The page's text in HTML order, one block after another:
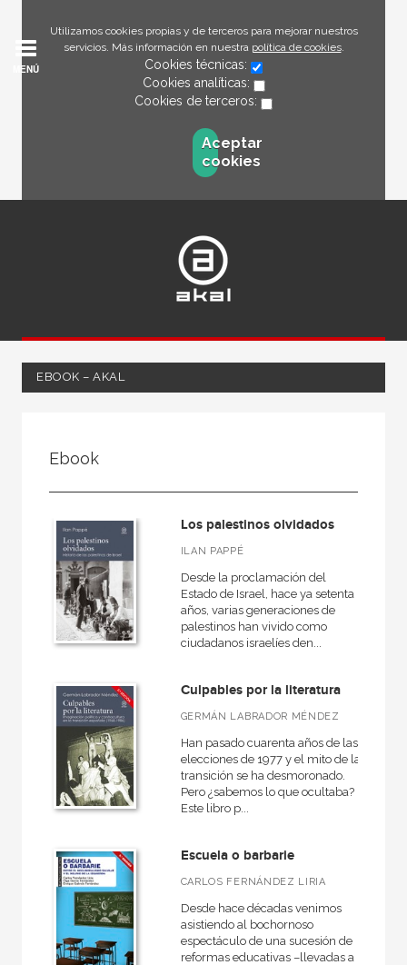
Utilizamos cookies propias y de terceros para mejorar nuestros
servicios. Más información en nuestra política de cookies.
Cookies técnicas:
Cookies analíticas:
Cookies de terceros:
Aceptar
cookies
MENÚ
EBOOK – AKAL
Actualidad
MATERIAS
Historia
Religión
Biografías y memorias
Política
Economía
A fondo
Anverso
Básica de bolsillo
Básica de Bolsillo  Serie Cien palabras
Ebook
Los palestinos olvidados
ILAN PAPPÉ
Desde la proclamación del
Estado de Israel, hace ya setenta
años, varias generaciones de
palestinos han vivido como
ciudadanos israelíes den...
Culpables por la literatura
GERMÁN LABRADOR MÉNDEZ
Han pasado cuarenta años de las
elecciones de 1977 y el mito de la
transición se ha desmoronado.
Pero ¿sabemos lo que ocultaba?
Este libro p...
Escuela o barbarie
CARLOS FERNÁNDEZ LIRIA
Desde hace décadas venimos
asistiendo al bochornoso
espectáculo de una sucesión de
reformas educativas –llevadas a